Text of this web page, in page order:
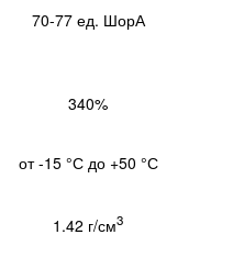
70-77 ед. ШорА
340%
от -15 °С до +50 °С
1.42 г/см3